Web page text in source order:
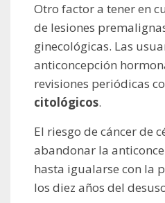
Otro factor a tener en
de lesiones
ginecológicas. Las
anticoncepción
revisiones periódicas
citológicos.
El riesgo de cáncer de
abandonar la
hasta igualarse con la
los diez años del